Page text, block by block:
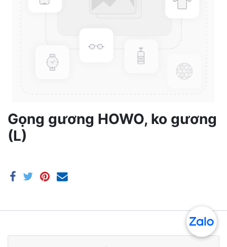
Gọng gương HOWO, ko gương
(L)